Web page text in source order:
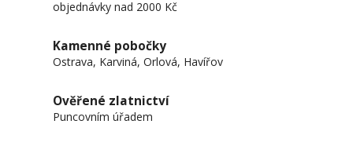
objednávky nad 2000 Kč
Kamenné pobočky
Ostrava, Karviná, Orlová, Havířov
Ověřené zlatnictví
Puncovním úřadem